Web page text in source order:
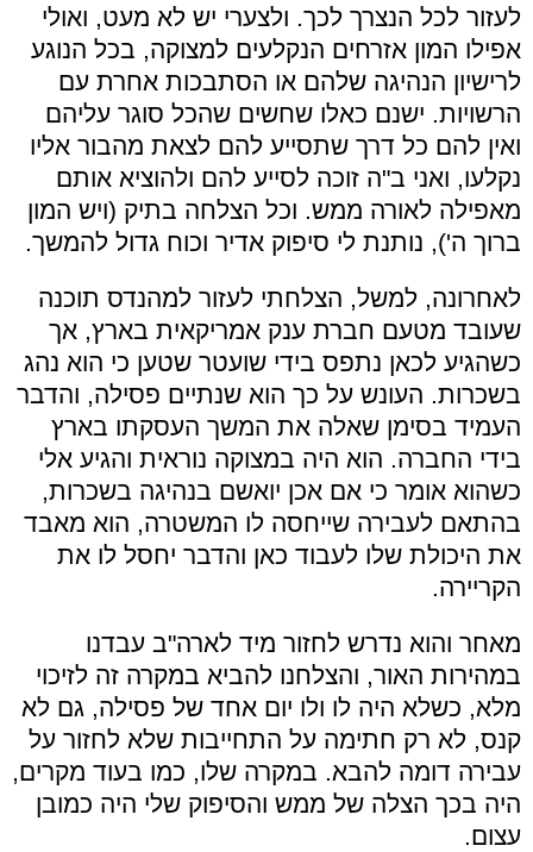
לעזור לכל הנצרך לכך. ולצערי יש לא מעט, ואולי
אפילו המון אזרחים הנקלעים למצוקה, בכל הנוגע
לרישיון הנהיגה שלהם או הסתבכות אחרת עם
הרשויות. ישנם כאלו שחשים שהכל סוגר עליהם
ואין להם כל דרך שתסייע להם לצאת מהבור אליו
נקלעו, ואני ב"ה זוכה לסייע להם ולהוציא אותם
מאפילה לאורה ממש. וכל הצלחה בתיק (ויש המון
ברוך ה'), נותנת לי סיפוק אדיר וכוח גדול להמשך.
לאחרונה, למשל, הצלחתי לעזור למהנדס תוכנה
שעובד מטעם חברת ענק אמריקאית בארץ, אך
כשהגיע לכאן נתפס בידי שועטר שטען כי הוא נהג
בשכרות. העונש על כך הוא שנתיים פסילה, והדבר
העמיד בסימן שאלה את המשך העסקתו בארץ
בידי החברה. הוא היה במצוקה נוראית והגיע אלי
כשהוא אומר כי אם אכן יואשם בנהיגה בשכרות,
בהתאם לעבירה שייחסה לו המשטרה, הוא מאבד
את היכולת שלו לעבוד כאן והדבר יחסל לו את
הקריירה.
מאחר והוא נדרש לחזור מיד לארה"ב עבדנו
במהירות האור, והצלחנו להביא במקרה זה לזיכוי
מלא, כשלא היה לו ולו יום אחד של פסילה, גם לא
קנס, לא רק חתימה על התחייבות שלא לחזור על
עבירה דומה להבא. במקרה שלו, כמו בעוד מקרים,
היה בכך הצלה של ממש והסיפוק שלי היה כמובן
עצום.